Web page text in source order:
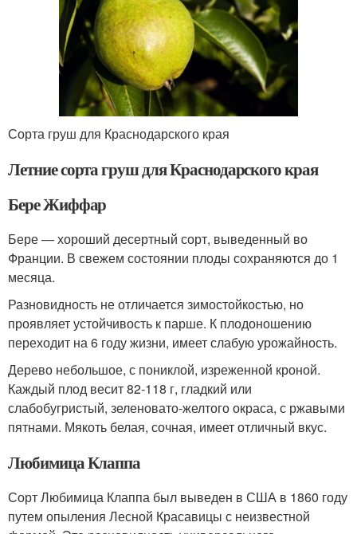
Сорта груш для Краснодарского края
Летние сорта груш для Краснодарского края
Бере Жиффар
Бере — хороший десертный сорт, выведенный во
Франции. В свежем состоянии плоды сохраняются до 1
месяца.
Разновидность не отличается зимостойкостью, но
проявляет устойчивость к парше. К плодоношению
переходит на 6 году жизни, имеет слабую урожайность.
Дерево небольшое, с пониклой, изреженной кроной.
Каждый плод весит 82-118 г, гладкий или
слабобугристый, зеленовато-желтого окраса, с ржавыми
пятнами. Мякоть белая, сочная, имеет отличный вкус.
Любимица Клаппа
Сорт Любимица Клаппа был выведен в США в 1860 году
путем опыления Лесной Красавицы с неизвестной